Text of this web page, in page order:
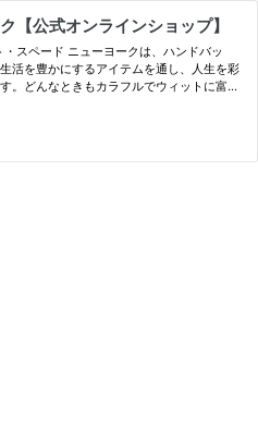
【公式オンラインショップ】
スペード ニューヨークは、ハンドバッ
活を豊かにするアイテムを通し、人生を彩
。どんなときもカラフルでウィットに富